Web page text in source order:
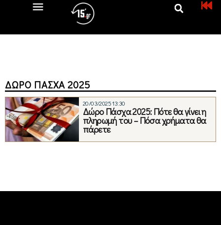
ΔΏΡΟ ΠΆΣΧΑ 2025
20/03/2025 13:30
Δώρο Πάσχα 2025: Πότε θα γίνει η
πληρωμή του – Πόσα χρήματα θα
πάρετε